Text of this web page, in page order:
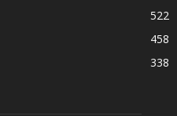
522
458
338